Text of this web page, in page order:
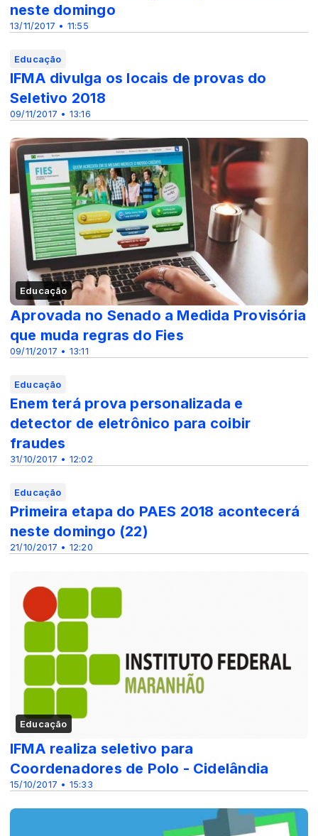
13/11/2017 • 11:55
neste domingo
Educação
09/11/2017 • 13:16
IFMA divulga os locais de provas do
Seletivo 2018
Educação
09/11/2017 • 13:11
Aprovada no Senado a Medida Provisória
que muda regras do Fies
Educação
31/10/2017 • 12:02
Enem terá prova personalizada e
detector de eletrônico para coibir
fraudes
Educação
21/10/2017 • 12:20
Primeira etapa do PAES 2018 acontecerá
neste domingo (22)
Educação
15/10/2017 • 15:33
IFMA realiza seletivo para
Coordenadores de Polo - Cidelândia